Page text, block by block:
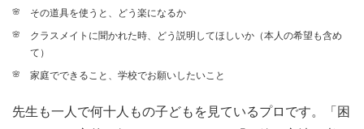
その道具を使うと、どう楽になるか
クラスメイトに聞かれた時、どう説明してほしいか（本人の希望も含め
て）
家庭でできること、学校でお願いしたいこと
先生も一人で何十人もの子どもを見ているプロです。「困